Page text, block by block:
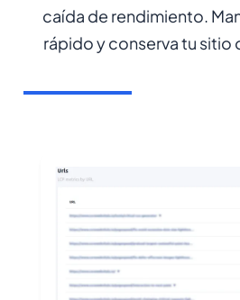
caída de rendimiento.
rápido y conserva tu